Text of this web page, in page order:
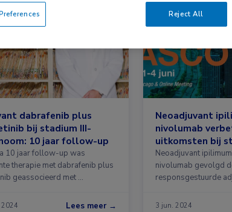
dabrafenib plus
bij stadium III-
10 jaar follow-up
10 jaar follow-up was
therapie met dabrafenib plus
geassocieerd met …
Lees meer →
Neoadjuvant
nivolumab
uitkomsten bij
melanoom
Neoadjuvant
nivolumab gevolgd
responsgestuurde
verbeterde …
3 jun. 2024
Reject All